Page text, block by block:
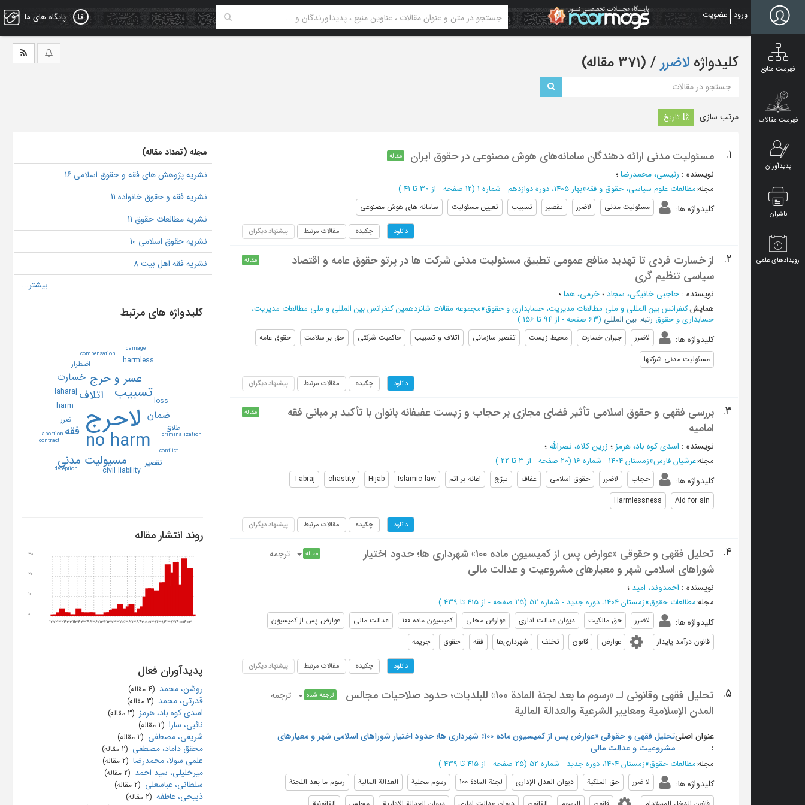
content
ورود عضویت پایگاه های ما
فهرست منابع
فهرست مقالات
پدیدآوران
ناشران
رویدادهای علمی
کلیدواژه لاضرر‏/ (371 مقاله)
مرتب سازی تاریخ
1. مسئولیت مدنی ارائه دهندگان سامانه‌های هوش مصنوعی در حقوق ایران مقاله
نویسنده : رئیسی، محمدرضا؛
مجله:مطالعات علوم سیاسی، حقوق و فقه»بهار 1405، دوره دوازدهم - شماره 1 (‎12 صفحه - از 30 تا 41 )
کلیدواژه ها: مسئولیت مدنی لاضرر تقصیر تسبیب تعیین مسئولیت سامانه های هوش مصنوعی
دانلود چکیده مقالات مرتبط پیشنهاد دیگران
2.
از خسارت فردی تا تهدید منافع عمومی تطبیق مسئولیت مدنی شرکت ها در پرتو حقوق عامه و اقتصاد
سیاسی تنظیم گری
مقاله
نویسنده : حاجبی خانیکی، سجاد؛خرمی، هما؛
همایش:کنفرانس بین المللی و ملی مطالعات مدیریت، حسابداری و حقوق»مجموعه مقالات شانزدهمین کنفرانس بین المللی و ملی مطالعات مدیریت،
حسابداری و حقوق رتبه: بین المللی (‎63 صفحه - از 94 تا 156 )
کلیدواژه ها: لاضرر جبران خسارت محیط زیست تقصیر سازمانی اتلاف و تسبیب حاکمیت شرکتی حق بر سلامت
حقوق عامه
مسئولیت مدنی شرکتها
دانلود چکیده مقالات مرتبط پیشنهاد دیگران
3.
بررسی فقهی و حقوق اسلامی تأثیر فضای مجازی بر حجاب و زیست عفیفانه بانوان با تأکید بر مبانی فقه
امامیه
مقاله
نویسنده : اسدی کوه باد، هرمز ؛ زرین کلاه، نصرالله ؛
مجله:عرشیان فارس»زمستان 1404 - شماره 16 (‎20 صفحه - از 3 تا 22 )
کلیدواژه ها: حجاب لاضرر حقوق اسلامی عفاف تبرّج اعانه بر اثم Islamic law
Hijab
chastity
Tabraj
Aid for sin
Harmlessness
دانلود چکیده مقالات مرتبط پیشنهاد دیگران
4.
تحلیل فقهی و حقوقی «عوارض پس از کمیسیون ماده ۱۰۰» شهرداری ها؛ حدود اختیار
شوراهای اسلامی شهر و معیارهای مشروعیت و عدالت مالی
مقاله ترجمه
نویسنده : احمدوند، اميد ؛
مجله:مطالعات حقوق»زمستان 1404، دوره جدید - شماره 52 (‎25 صفحه - از 415 تا 439 )
کلیدواژه ها: لاضرر حق مالکیت دیوان عدالت اداری عوارض محلی کمیسیون ماده ۱۰۰ عدالت مالی
عوارض پس از کمیسیون
قانون درآمد پایدار
عوارض قانون تخلف شهرداری‌ها فقه حقوق جریمه
دانلود چکیده مقالات مرتبط پیشنهاد دیگران
5.
تحليل فقهي وقانوني لـ «رسوم ما بعد لجنة المادة 100» للبلديات؛ حدود صلاحيات مجالس
المدن الإسلامية ومعايير الشرعية والعدالة المالية
ترجمه شده ترجمه
عنوان اصلی
:
تحلیل فقهی و حقوقی «عوارض پس از کمیسیون ماده ۱۰۰» شهرداری ها؛ حدود اختیار شوراهای اسلامی شهر و معیارهای
مشروعیت و عدالت مالی
مجله:مطالعات حقوق»زمستان 1404، دوره جدید - شماره 52 (‎25 صفحه - از 415 تا 439 )
کلیدواژه ها: لا ضرر حق الملكية ديوان العدل الإداري لجنة المادة 100 رسوم محلية العدالة المالية
رسوم ما بعد اللجنة
مجله (تعداد مقاله)
نشریه پژوهش های فقه و حقوق اسلامی 16
نشریه فقه و حقوق خانواده 11
نشریه مطالعات حقوق 11
نشریه حقوق اسلامی 10
نشریه فقه اهل بیت 8
کلیدواژه های مرتبط
لاحرج
no harm
تسبيب اتلاف
عسر و حرج
فقه
مسيوليت مدني
خسارت
ضمان ضرر
civil liability
harm
harmless
laharaj
loss
اضطرار
تقصير
طلاق
abortion
compensation
conflict
contract
criminalization
damage
deception
روند انتشار مقاله
12721324133413431348136013671373137813811384138813911394139714001403
0
10
20
30
پدیدآوران فعال
روشن، محمد ‏ (4 مقاله)
قدرتی، محمد ‏ (3 مقاله)
اسدی کوه باد، هرمز ‏ (3 مقاله)
نائبی، سارا ‏ (2 مقاله)
شریفی، مصطفی ‏ (2 مقاله)
محقق داماد، مصطفی ‏ (2 مقاله)
علمی سولا، محمدرضا ‏ (2 مقاله)
میرخلیلی، سید احمد ‏ (2 مقاله)
سلطانی، عباسعلی ‏ (2 مقاله)
ذبیحی، عاطفه ‏ (2 مقاله)